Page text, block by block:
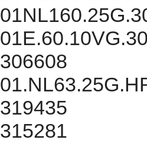
306608
319435
315281